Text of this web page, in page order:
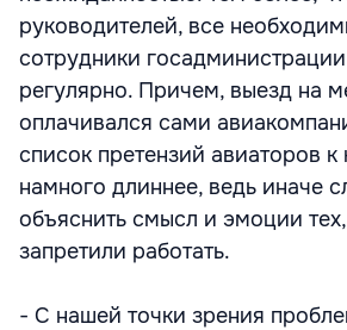
руководителей, все
сотрудники
регулярно. Причем, выезд на
оплачивался сами
список претензий авиаторов к
намного длиннее, ведь иначе
объяснить смысл и эмоции
запретили работать.
- С нашей точки зрения